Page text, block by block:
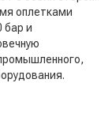
оплетками
бар и